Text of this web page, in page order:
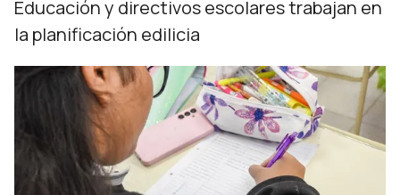
Educación y directivos escolares trabajan en
la planificación edilicia